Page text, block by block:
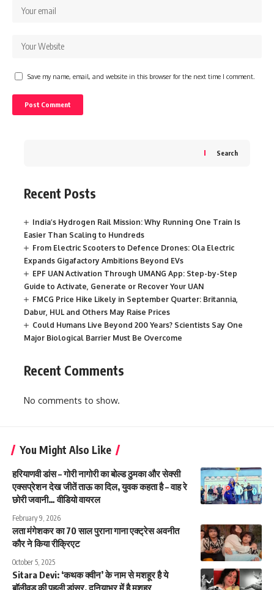
Save my name, email, and website in this browser for the next time I comment.
Search
Recent Posts
India’s Hydrogen Rail Mission: Why Running One Train Is
Easier Than Scaling to Hundreds
From Electric Scooters to Defence Drones: Ola Electric
Expands Gigafactory Ambitions Beyond EVs
EPF UAN Activation Through UMANG App: Step-by-Step
Guide to Activate, Generate or Recover Your UAN
FMCG Price Hike Likely in September Quarter: Britannia,
Dabur, HUL and Others May Raise Prices
Could Humans Live Beyond 200 Years? Scientists Say One
Major Biological Barrier Must Be Overcome
Recent Comments
No comments to show.
You Might Also Like
हरियाणवी डांस – गोरी नागोरी का बोल्ड ठुमका और सेक्सी
एक्सप्रेशन देख जीतें ताऊ का दिल, युवक कहता है – वाह रे
छोरी जवानी… वीडियो वायरल
February 9, 2026
लता मंगेशकर का 70 साल पुराना गाना एक्ट्रेस अवनीत
कौर ने किया रीक्रिएट
October 5, 2025
Sitara Devi: ‘कथक क्वीन’ के नाम से मशहूर है ये
बॉलीवुड की पहली डांसर, दुनियाभर में है मशहूर